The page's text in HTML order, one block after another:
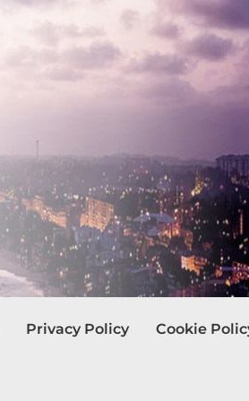
Privacy Policy Cookie